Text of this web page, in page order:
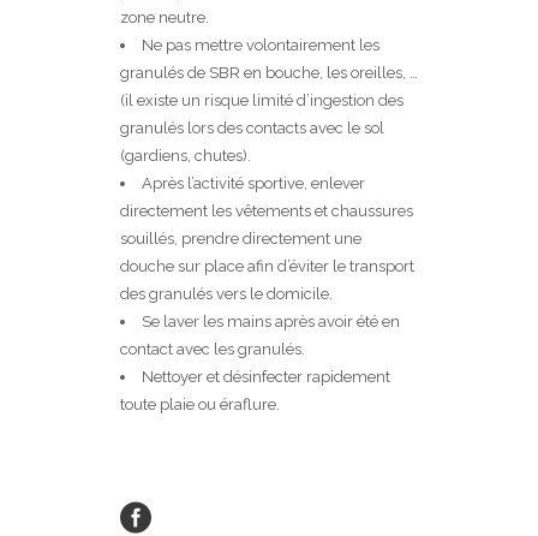
zone neutre.
Ne pas mettre volontairement les
granulés de SBR en bouche, les oreilles, …
(il existe un risque limité d’ingestion des
granulés lors des contacts avec le sol
(gardiens, chutes).
Après l’activité sportive, enlever
directement les vêtements et chaussures
souillés, prendre directement une
douche sur place afin d’éviter le transport
des granulés vers le domicile.
Se laver les mains après avoir été en
contact avec les granulés.
Nettoyer et désinfecter rapidement
toute plaie ou éraflure.